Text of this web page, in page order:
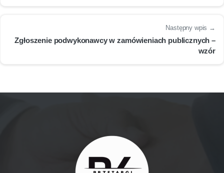
Następny wpis →
Zgłoszenie podwykonawcy w zamówieniach publicznych –
wzór